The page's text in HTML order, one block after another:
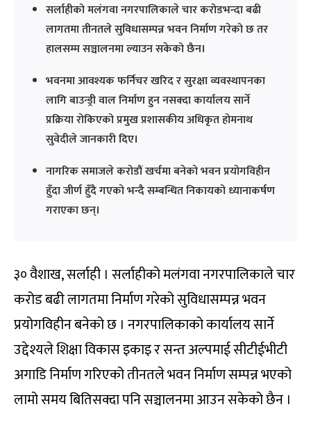
सर्लाहीको मलंगवा नगरपालिकाले चार करोडभन्दा बढी
लागतमा तीनतले सुविधासम्पन्न भवन निर्माण गरेको छ तर
हालसम्म सञ्चालनमा ल्याउन सकेको छैन।
भवनमा आवश्यक फर्निचर खरिद र सुरक्षा व्यवस्थापनका
लागि बाउन्ड्री वाल निर्माण हुन नसक्दा कार्यालय सार्ने
प्रक्रिया रोकिएको प्रमुख प्रशासकीय अधिकृत होमनाथ
सुवेदीले जानकारी दिए।
नागरिक समाजले करोडौं खर्चमा बनेको भवन प्रयोगविहीन
हुँदा जीर्ण हुँदै गएको भन्दै सम्बन्धित निकायको ध्यानाकर्षण
गराएका छन्।
३० वैशाख, सर्लाही । सर्लाहीको मलंगवा नगरपालिकाले चार
करोड बढी लागतमा निर्माण गरेको सुविधासम्पन्न भवन
प्रयोगविहीन बनेको छ । नगरपालिकाको कार्यालय सार्ने
उद्देश्यले शिक्षा विकास इकाइ र सन्त अल्पमाई सीटीईभीटी
अगाडि निर्माण गरिएको तीनतले भवन निर्माण सम्पन्न भएको
लामो समय बितिसक्दा पनि सञ्चालनमा आउन सकेको छैन ।